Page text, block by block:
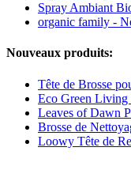
Spray Ambiant
organic family -
Nouveaux produits:
Tête de Brosse
Eco Green Living
Leaves of Dawn
Brosse de
Loowy Tête de